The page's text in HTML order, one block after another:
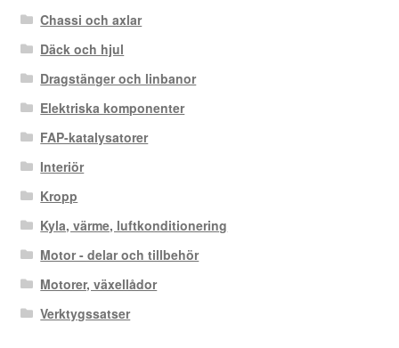
Chassi och axlar
Däck och hjul
Dragstänger och linbanor
Elektriska komponenter
FAP-katalysatorer
Interiör
Kropp
Kyla, värme, luftkonditionering
Motor - delar och tillbehör
Motorer, växellådor
Verktygssatser